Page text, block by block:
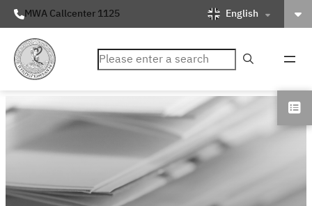
MWA Callcenter 1125 English
ค้นหา